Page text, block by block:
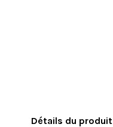
Détails du produit